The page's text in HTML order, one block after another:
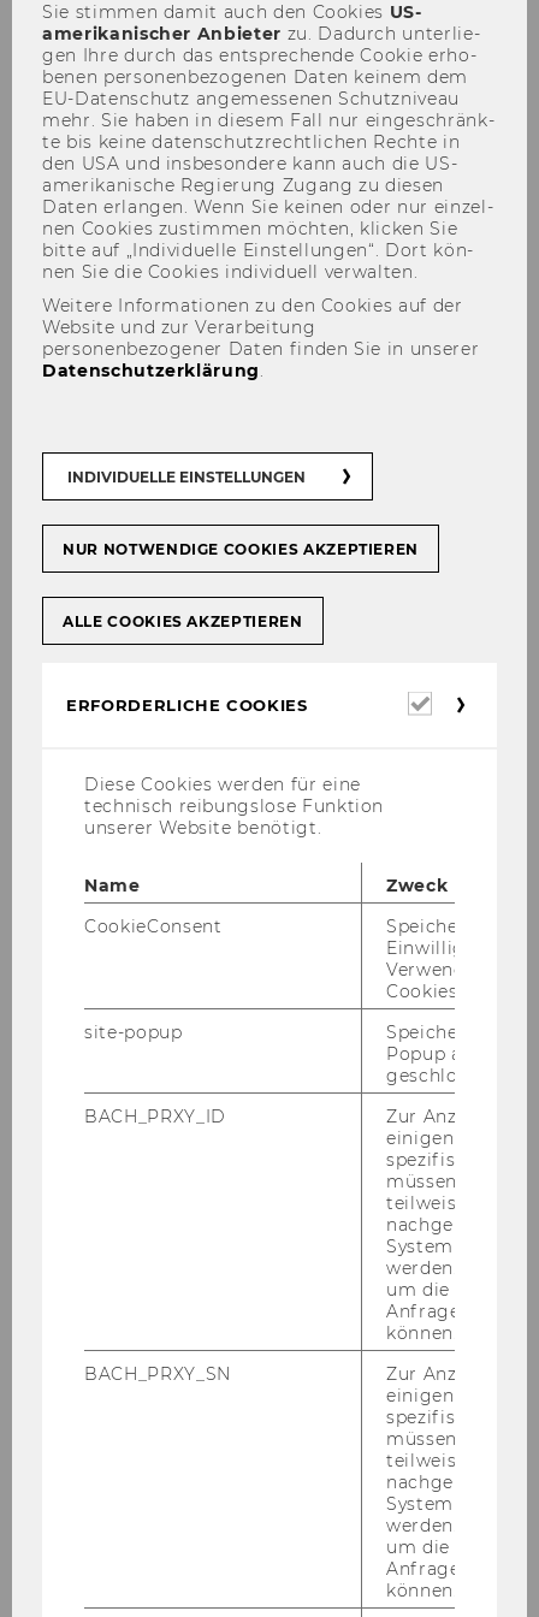
Der Inhalt dieser Seite ist aktuell nur auf
Englisch verfügbar.
Previous Years
Kristof Boel, LL.M.
Valentina Emanuele, Dott.ssa
Mag.
Ruby Doeleman, M.Sc.
Rohit Reddy Muddasani, M.Sc.,
Gizem Akar, M.Sc.
Sriram Govind, LL.M.
Alejandro Ruiz
Felipe Vallada
Valentina Emanuele, Dott.ssa Mag.
Sie stim­men damit auch den Coo­kies US-​
amerikanischer An­bie­ter zu. Da­durch un­ter­lie­
gen Ihre durch das ent­spre­chen­de Coo­kie er­ho­
be­nen per­so­nen­be­zo­ge­nen Daten kei­nem dem
EU-​Datenschutz an­ge­mes­se­nen Schutz­ni­veau
mehr. Sie haben in die­sem Fall nur ein­ge­schränk­
te bis keine da­ten­schutz­recht­li­chen Rech­te in
den USA und ins­be­son­de­re kann auch die US-​
amerikanische Re­gie­rung Zu­gang zu die­sen
Daten er­lan­gen. Wenn Sie kei­nen oder nur ein­zel­
nen Coo­kies zu­stim­men möch­ten, kli­cken Sie
bitte auf „In­di­vi­du­el­le Ein­stel­lun­gen“. Dort kön­
nen Sie die Coo­kies in­di­vi­du­ell ver­wal­ten.
Weitere Informationen zu den Cookies auf der
Website und zur Verarbeitung
personenbezogener Daten finden Sie in unserer
Datenschutzerklärung.
INDIVIDUELLE EINSTELLUNGEN
NUR NOTWENDIGE COOKIES AKZEPTIEREN
ALLE COOKIES AKZEPTIEREN
ERFORDERLICHE COOKIES
Diese Cookies werden für eine
technisch reibungslose Funktion
unserer Website benötigt.
Name
Zweck
CookieConsent
Speichert Ihre
Einwilligung zur
Verwendung von
Cookies.
site-popup
Speichert ob ein
Popup
geschlossen
BACH_PRXY_ID
Zur Anzeige von
einigen WU-
spezifischen
müssen
teilweise von
nachgelagerten
System
werden.
um die Antwort
Anfrage
können.
BACH_PRXY_SN
Zur Anzeige von
einigen WU-
spezifischen
müssen
teilweise von
nachgelagerten
System
werden.
um die Antwort
Anfrage
können.